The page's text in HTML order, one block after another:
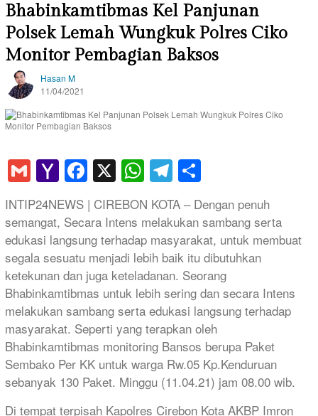
Bhabinkamtibmas Kel Panjunan
Polsek Lemah Wungkuk Polres Ciko
Monitor Pembagian Baksos
Hasan M
11/04/2021
GmailYahoo
Mail
Facebook
X WhatsApp
Telegram
INTIP24NEWS | CIREBON KOTA – Dengan penuh
semangat, Secara Intens melakukan sambang serta
edukasi langsung terhadap masyarakat, untuk membuat
segala sesuatu menjadi lebih baik itu dibutuhkan
ketekunan dan juga keteladanan. Seorang
Bhabinkamtibmas untuk lebih sering dan secara Intens
melakukan sambang serta edukasi langsung terhadap
masyarakat. Seperti yang terapkan oleh
Bhabinkamtibmas monitoring Bansos berupa Paket
Sembako Per KK untuk warga Rw.05 Kp.Kenduruan
sebanyak 130 Paket. Minggu (11.04.21) jam 08.00 wib.
Di tempat terpisah Kapolres Cirebon Kota AKBP Imron